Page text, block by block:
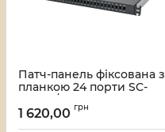
Патч-панель фіксована з
планкою 24 порти SC-
Simpl./LC-Dupl., пуста,
каб.вводи для
1 620,00 грн